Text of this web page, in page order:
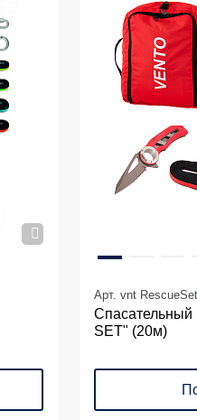
Арт. vnt
Спасательный
SET" (20м)